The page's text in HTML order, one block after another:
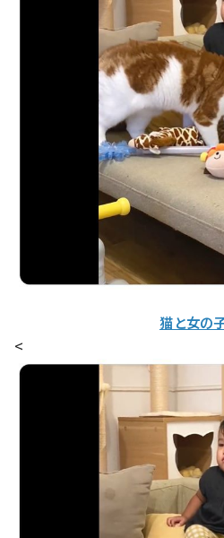
猫と女の
<